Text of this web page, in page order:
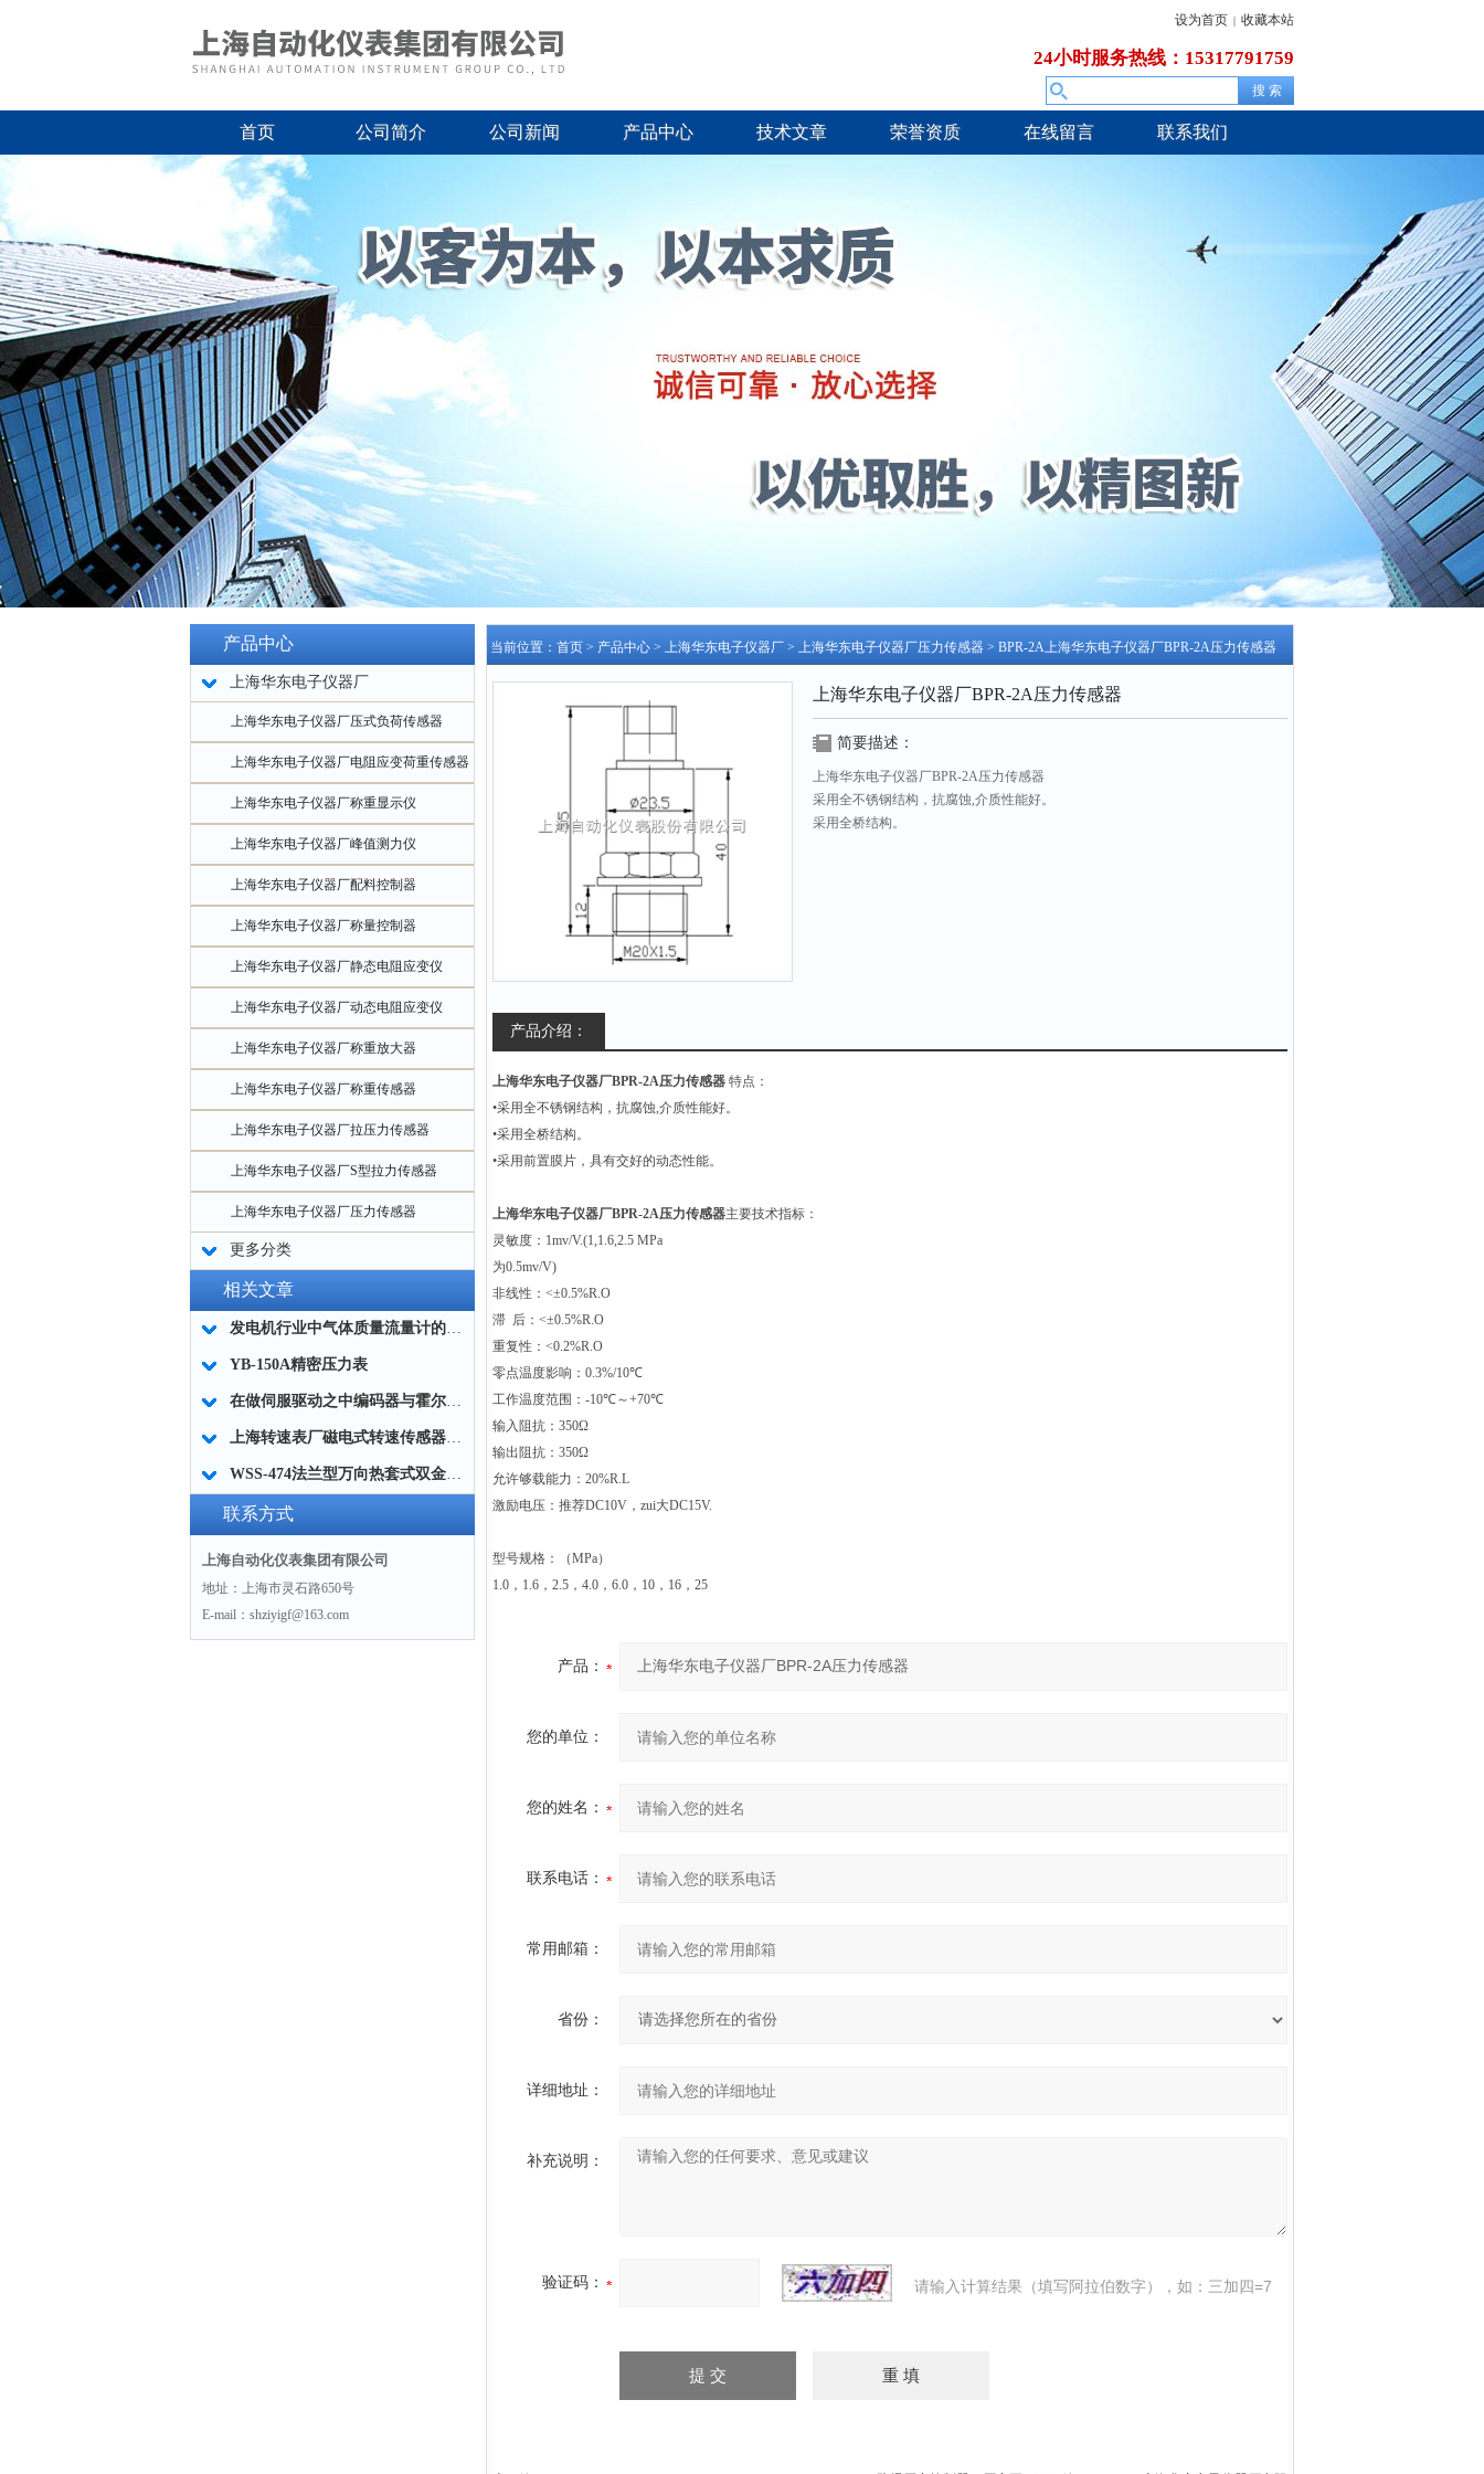
设为首页 | 收藏本站
24小时服务热线：15317791759
首页 公司简介 公司新闻 产品中心 技术文章 荣誉资质 在线留言 联系我们
产品中心
上海华东电子仪器厂
上海华东电子仪器厂压式负荷传感器
上海华东电子仪器厂电阻应变荷重传感器
上海华东电子仪器厂称重显示仪
上海华东电子仪器厂峰值测力仪
上海华东电子仪器厂配料控制器
上海华东电子仪器厂称量控制器
上海华东电子仪器厂静态电阻应变仪
上海华东电子仪器厂动态电阻应变仪
上海华东电子仪器厂称重放大器
上海华东电子仪器厂称重传感器
上海华东电子仪器厂拉压力传感器
上海华东电子仪器厂S型拉力传感器
上海华东电子仪器厂压力传感器
更多分类
相关文章
发电机行业中气体质量流量计的应用
YB-150A精密压力表
在做伺服驱动之中编码器与霍尔传感器的区别是什么？
上海转速表厂磁电式转速传感器的动作原理
WSS-474法兰型万向热套式双金属选型说明
联系方式
上海自动化仪表集团有限公司
地址：上海市灵石路650号
E-mail：shziyigf@163.com
当前位置： 首页 > 产品中心 > 上海华东电子仪器厂 > 上海华东电子仪器厂压力传感器 > BPR-2A上海华东电子仪器厂BPR-2A压力传感器
上海华东电子仪器厂BPR-2A压力传感器
简要描述：
上海华东电子仪器厂BPR-2A压力传感器
采用全不锈钢结构，抗腐蚀,介质性能好。
采用全桥结构。
产品介绍：
上海华东电子仪器厂BPR-2A压力传感器 特点：
•采用全不锈钢结构，抗腐蚀,介质性能好。
•采用全桥结构。
•采用前置膜片，具有交好的动态性能。
上海华东电子仪器厂BPR-2A压力传感器主要技术指标：
灵敏度： 1mv/V.(1,1.6,2.5 MPa
为0.5mv/V)
非线性： <±0.5%R.O
滞 后： <±0.5%R.O
重复性： <0.2%R.O
零点温度影响： 0.3%/10℃
工作温度范围： -10℃～+70℃
输入阻抗： 350Ω
输出阻抗： 350Ω
允许够载能力： 20%R.L
激励电压：推荐DC10V ，zui大DC15V.
型号规格：（MPa）
1.0 ， 1.6 ， 2.5 ， 4.0 ， 6.0 ， 10 ， 16 ， 25
产品：
您的单位：
您的姓名：
联系电话：
常用邮箱：
省份：
详细地址：
补充说明：
验证码： 请输入计算结果（填写阿拉伯数字），如：三加四=7